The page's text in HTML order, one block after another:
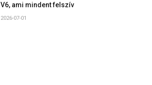
V6, ami mindent felszív
2026-07-01